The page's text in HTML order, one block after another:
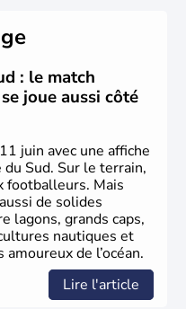
est aujourd'hui
riche en ressources
le charbon.
: le match
joue aussi côté
juin avec une affiche
Sud. Sur le terrain,
footballeurs. Mais
de solides
lagons, grands caps,
nautiques et
de l’océan.
Lire l'article